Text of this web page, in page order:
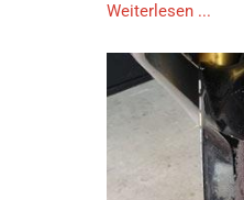
Weiterlesen ...